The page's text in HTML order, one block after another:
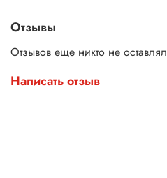
Отзывы
Отзывов еще никто не оставлял
Написать отзыв